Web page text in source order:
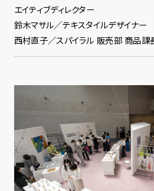
エイティブディレクター
鈴木マサル／テキスタイルデザイナー
西村直子／スパイラル 販売部 商品課